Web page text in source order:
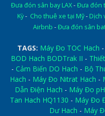
Đưa đón sân bay LAX-Đưa đón
Kỳ- Cho thuê xe tại Mỹ- Dịch
Airbnb -Đưa đón sân
TAGS: Máy Đo TOC Hach -
BOD Hach BODTrak II -
- Cảm Biến DO Hach - Bộ
Hach - Máy Đo Nitrat Hach -
Dẫn Điện Hach - Máy Đo
Tan Hach HQ1130 - Máy Đo
Dư Hach - Máy